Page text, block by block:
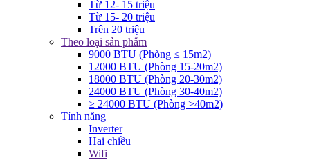
Từ 12- 15 triệu
Từ 15- 20 triệu
Trên 20 triệu
Theo loại sản phẩm
9000 BTU (Phòng ≤ 15m2)
12000 BTU (Phòng 15-20m2)
18000 BTU (Phòng 20-30m2)
24000 BTU (Phòng 30-40m2)
≥ 24000 BTU (Phòng >40m2)
Tính năng
Inverter
Hai chiều
Wifi